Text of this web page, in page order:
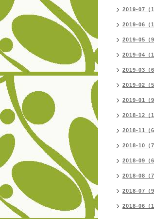
2019-07（
2019-06（
2019-05（9
2019-04（
2019-03（6
2019-02（5
2019-01（9
2018-12（
2018-11（6
2018-10（7
2018-09（6
2018-08（7
2018-07（9
2018-06（